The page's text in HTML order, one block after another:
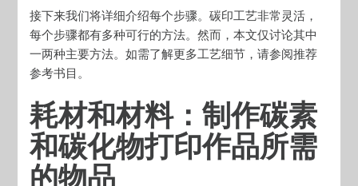
接下来我们将详细介绍每个步骤。碳印工艺非常灵活，
每个步骤都有多种可行的方法。然而，本文仅讨论其中
一两种主要方法。如需了解更多工艺细节，请参阅推荐
参考书目。
耗材和材料：制作碳素
和碳化物打印作品所需
的物品